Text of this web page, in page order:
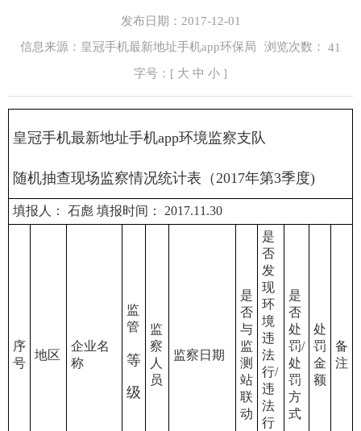
发布日期：2017-12-01
信息来源：皇冠手机最新地址手机app环保局 浏览次数： 41
字号：[ 大 中 小 ]
皇冠手机最新地址手机app环境监察支队
随机抽查现场监察情况统计表（2017年第3季度)
填报人： 石彪 填报时间： 2017.11.30
序
号
地区
企业名
称
监
管
等
级
监
察
人
员
监察日期
是
否
与
监
测
站
联
动
是
否
发
现
环
境
违
法
行/
违
法
行
是
否
处
罚/
处
罚
方
式
处
罚
金
额
备
注